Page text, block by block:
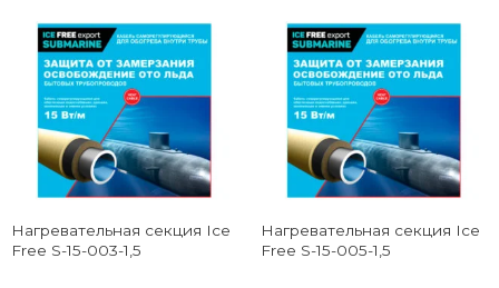
Нагревательная секция Ice
Free S-15-003-1,5
Нагревательная секция Ice
Free S-15-005-1,5